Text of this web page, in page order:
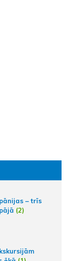
– trīs
(2)